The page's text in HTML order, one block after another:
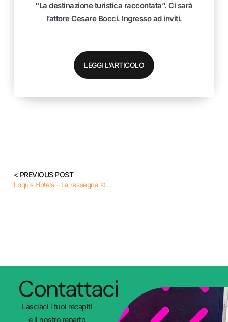
“La destinazione turistica raccontata”. Ci sarà
l’attore Cesare Bocci. Ingresso ad inviti.
LEGGI L'ARTICOLO
< PREVIOUS POST
Loquis Hotels – La rassegna stampa
Contattaci
Lasciaci i tuoi recapiti
e il nostro reparto